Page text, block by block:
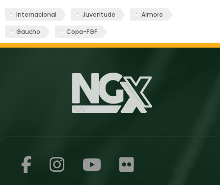
Internacional Juventude Aimore
Gaucho Copa-FGF